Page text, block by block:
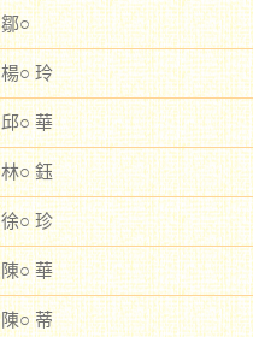
鄒○
楊○ 玲
邱○ 華
林○ 鈺
徐○ 珍
陳○ 華
陳○ 蒂